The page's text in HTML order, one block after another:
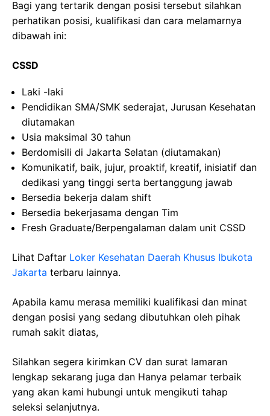
Bagi yang tertarik dengan posisi tersebut silahkan
perhatikan posisi, kualifikasi dan cara melamarnya
dibawah ini:
CSSD
Laki -laki
Pendidikan SMA/SMK sederajat, Jurusan Kesehatan
diutamakan
Usia maksimal 30 tahun
Berdomisili di Jakarta Selatan (diutamakan)
Komunikatif, baik, jujur, proaktif, kreatif, inisiatif dan
dedikasi yang tinggi serta bertanggung jawab
Bersedia bekerja dalam shift
Bersedia bekerjasama dengan Tim
Fresh Graduate/Berpengalaman dalam unit CSSD
Lihat Daftar Loker Kesehatan Daerah Khusus Ibukota
Jakarta terbaru lainnya.
Apabila kamu merasa memiliki kualifikasi dan minat
dengan posisi yang sedang dibutuhkan oleh pihak
rumah sakit diatas,
Silahkan segera kirimkan CV dan surat lamaran
lengkap sekarang juga dan Hanya pelamar terbaik
yang akan kami hubungi untuk mengikuti tahap
seleksi selanjutnya.